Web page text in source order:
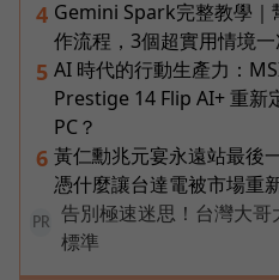
4 Gemini Spark完整教學
作流程，3個超實用情境
5 AI 時代的行動生產力：
Prestige 14 Flip AI+ 重新
PC？
6 黃仁勳兆元宴永遠站最後
憑什麼讓台達電被市場重
PR
告別極速迷思！台灣大
標準